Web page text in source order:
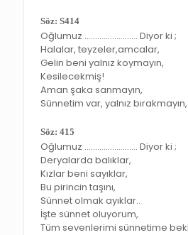
Söz: S414
Oğlumuz ……………………. Diyor ki ;
Halalar, teyzeler,amcalar,
Gelin beni yalnız koymayın,
Kesilecekmiş!
Aman şaka sanmayın,
Sünnetim var, yalnız bırakmayın,
Söz: 415
Oğlumuz ……………………. Diyor ki ;
Deryalarda balıklar,
Kızlar beni sayıklar,
Bu pirincin taşını,
Sünnet olmak ayıklar..
İşte sünnet oluyorum,
Tüm sevenlerimi sünnetime